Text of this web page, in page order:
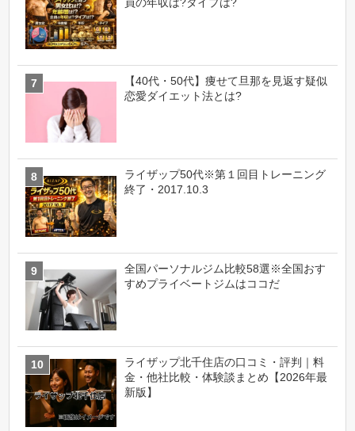
員の年収は?タイプは?
【40代・50代】痩せて旦那を見返す疑似
恋愛ダイエット法とは?
ライザップ50代※第１回目トレーニング
終了・2017.10.3
全国パーソナルジム比較58選※全国おす
すめプライベートジムはココだ
ライザップ北千住店の口コミ・評判｜料
金・他社比較・体験談まとめ【2026年最
新版】